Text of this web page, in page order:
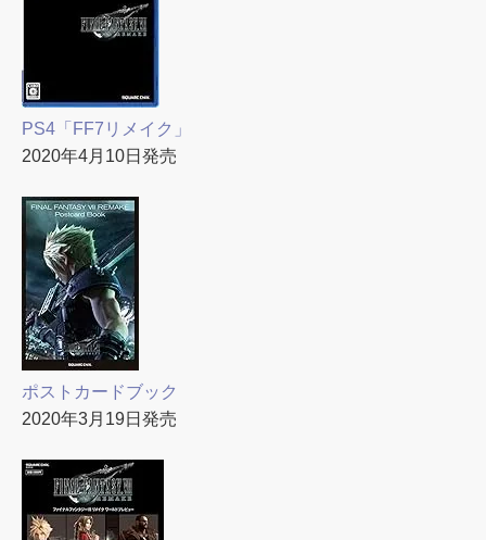
PS4「FF7リメイク」
2020年4月10日発売
ポストカードブック
2020年3月19日発売